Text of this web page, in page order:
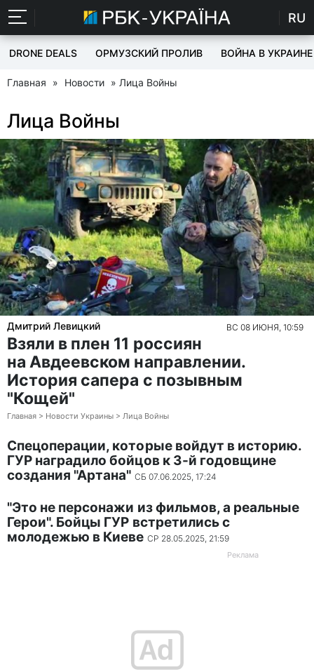
RU
DRONE DEALS ОРМУЗСКИЙ ПРОЛИВ ВОЙНА В УКРАИНЕ
Главная » Новости » Лица Войны
Лица Войны
ВС 08 ИЮНЯ, 10:59
Дмитрий Левицкий
Взяли в плен 11 россиян
на Авдеевском направлении.
История сапера с позывным
"Кощей"
Главная > Новости Украины > Лица Войны
Спецоперации, которые войдут в историю.
ГУР наградило бойцов к 3-й годовщине
создания "Артана" СБ 07.06.2025, 17:24
"Это не персонажи из фильмов, а реальные
Герои". Бойцы ГУР встретились с
молодежью в Киеве СР 28.05.2025, 21:59